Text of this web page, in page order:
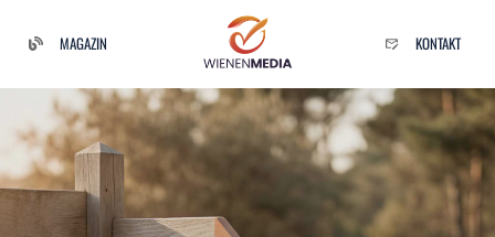
MAGAZIN KONTAKT